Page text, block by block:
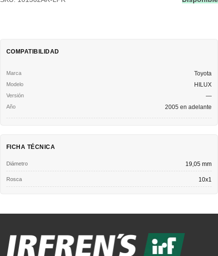
COMPATIBILIDAD
Toyota
HILUX
—
2005 en adelante
FICHA TÉCNICA
Diámetro 19,05 mm
Rosca 10x1